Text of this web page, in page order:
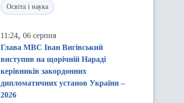
Освіта і наука
11:24, 06 серпня
Глава МВС Іван Вигівський
виступив на щорічній Нараді
керівників закордонних
дипломатичних установ України –
2026